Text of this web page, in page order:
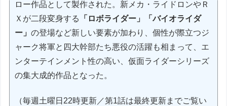
ロー作品として製作された。新メカ・ライドロンやＲ
Ｘが二段変身する
「ロボライダー」「バイオライダ
ー」の登場など新しい要素が加わり、個性が際立つジ
ャーク将軍と四大幹部たち悪役の活躍も相まって、エ
ンターテインメント性の高い、仮面ライダーシリーズ
の集大成的作品となった。
（毎週土曜日22時更新／第1話は最終更新までご覧い